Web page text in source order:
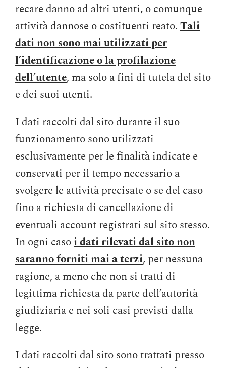
recare danno ad altri utenti, o comunque
attività dannose o costituenti reato.Tali
dati non sono mai utilizzati per
l’identificazione o la profilazione
dell’utente, ma solo a fini di tutela del sito
e dei suoi utenti.
I dati raccolti dal sito durante il suo
funzionamento sono utilizzati
esclusivamente per le finalità indicate e
conservati per il tempo necessario a
svolgere le attività precisate o se del caso
fino a richiesta di cancellazione di
eventuali account registrati sul sito stesso.
In ogni casoi dati rilevati dal sito non
saranno forniti mai a terzi, per nessuna
ragione, a meno che non si tratti di
legittima richiesta da parte dell’autorità
giudiziaria e nei soli casi previsti dalla
legge.
I dati raccolti dal sito sono trattati presso